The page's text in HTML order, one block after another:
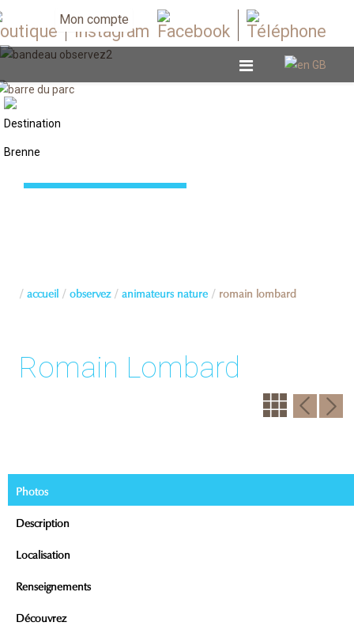
Mon compte
accueil observez animateurs nature romain lombard
Romain Lombard
Photos
Description
Localisation
Renseignements
Découvrez